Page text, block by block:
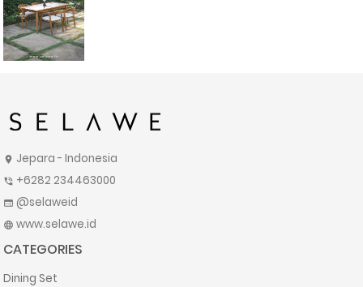
location_on Jepara - Indonesia
phone_in_talk +6282 234463000
web @selaweid
language www.selawe.id
CATEGORIES
Dining Set